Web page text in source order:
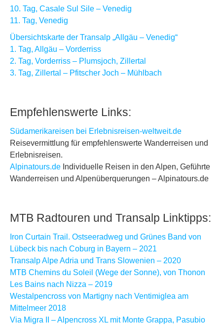
10. Tag, Casale Sul Sile – Venedig
11. Tag, Venedig
Übersichtskarte der Transalp „Allgäu – Venedig“
1. Tag, Allgäu – Vorderriss
2. Tag, Vorderriss – Plumsjoch, Zillertal
3. Tag, Zillertal – Pfitscher Joch – Mühlbach
Empfehlenswerte Links:
Südamerikareisen bei Erlebnisreisen-weltweit.de
Reisevermittlung für empfehlenswerte Wanderreisen und
Erlebnisreisen.
Alpinatours.de Individuelle Reisen in den Alpen, Geführte
Wanderreisen und Alpenüberquerungen – Alpinatours.de
MTB Radtouren und Transalp Linktipps:
Iron Curtain Trail. Ostseeradweg und Grünes Band von
Lübeck bis nach Coburg in Bayern – 2021
Transalp Alpe Adria und Trans Slowenien – 2020
MTB Chemins du Soleil (Wege der Sonne), von Thonon
Les Bains nach Nizza – 2019
Westalpencross von Martigny nach Ventimiglea am
Mittelmeer 2018
Via Migra II – Alpencross XL mit Monte Grappa, Pasubio